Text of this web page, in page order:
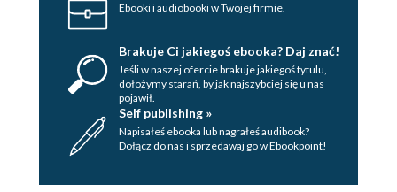
Ebooki i audiobooki w Twojej firmie.
Brakuje Ci jakiegoś ebooka? Daj znać!
Jeśli w naszej ofercie brakuje jakiegoś tytulu,
dołożymy starań, by jak najszybciej się u nas
pojawił.
Self publishing »
Napisałeś ebooka lub nagrałeś audibook?
Dołącz do nas i sprzedawaj go w Ebookpoint!